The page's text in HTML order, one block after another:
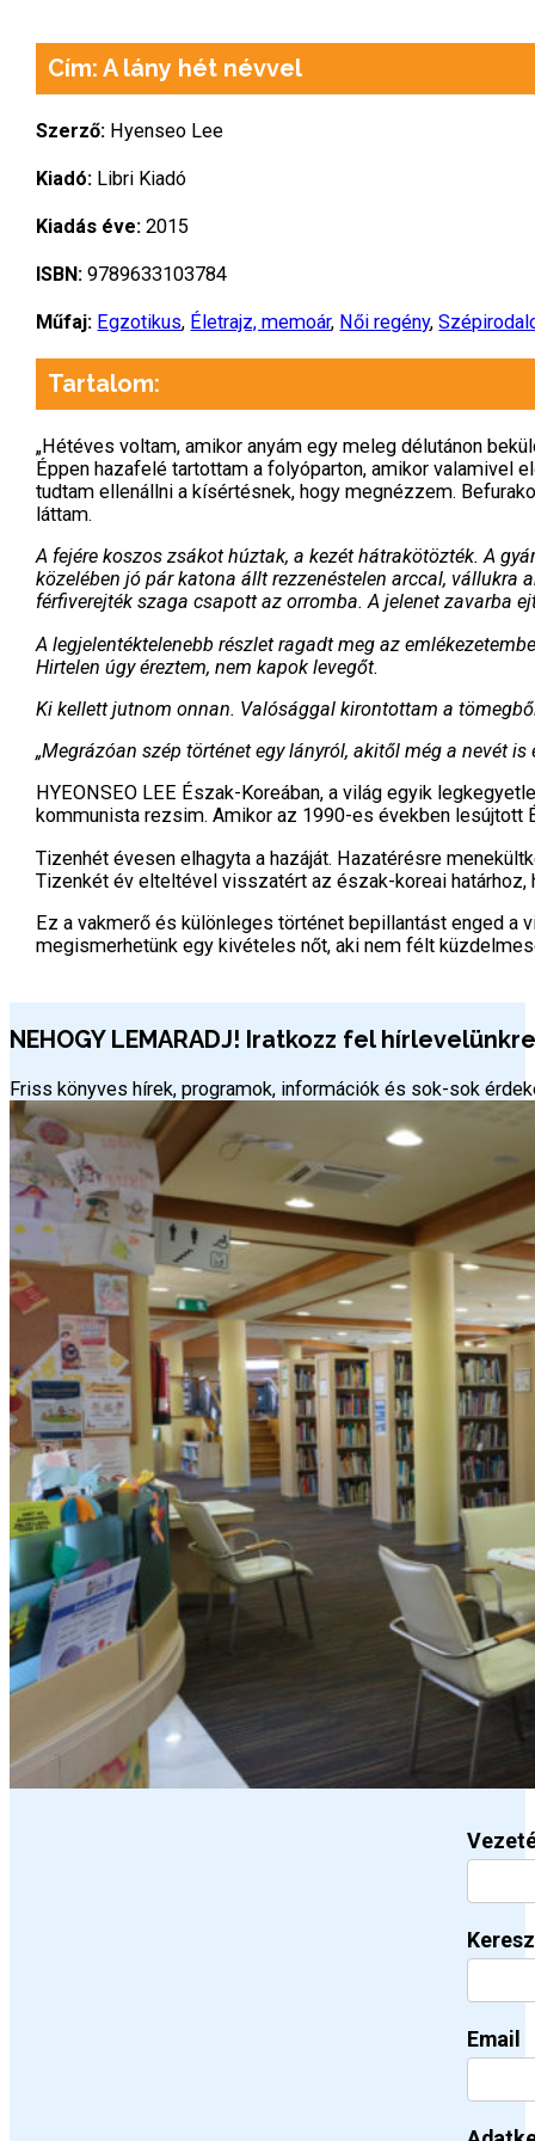
Cím: A lány hét névvel
Szerző: Hyenseo Lee
Kiadó: Libri Kiadó
Kiadás éve: 2015
ISBN: 9789633103784
Műfaj: Egzotikus, Életrajz, memoár, Női regény,
Tartalom:
„Hétéves voltam, amikor anyám egy meleg délutánon
Éppen hazafelé tartottam a folyóparton, amikor valamivel
tudtam ellenállni a kísértésnek, hogy megnézzem.
láttam.
A fejére koszos zsákot húztak, a kezét hátrakötözték. A
közelében jó pár katona állt rezzenéstelen arccal,
férfiverejték szaga csapott az orromba. A jelenet zavarba
A legjelentéktelenebb részlet ragadt meg az
Hirtelen úgy éreztem, nem kapok levegőt.
Ki kellett jutnom onnan. Valósággal kirontottam a
„Megrázóan ​szép történet egy lányról, akitől még a nevét
HYEONSEO LEE Észak-Koreában, a világ egyik
kommunista rezsim. Amikor az 1990-es években lesújtott
Tizenhét évesen elhagyta a hazáját. Hazatérésre
Tizenkét év elteltével visszatért az észak-koreai
Ez a vakmerő és különleges történet bepillantást enged a
megismerhetünk egy kivételes nőt, aki nem félt
NEHOGY LEMARADJ! Iratkozz fel
Friss könyves hírek, programok, információk és sok-sok
Email